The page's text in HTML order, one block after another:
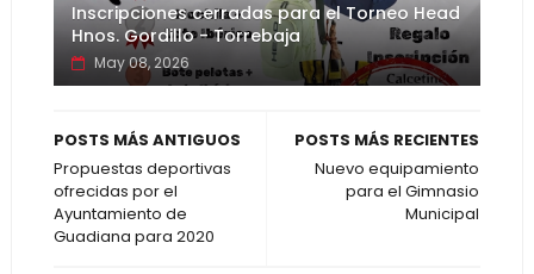
Inscripciones cerradas para el Torneo Head
Hnos. Gordillo - Torrebaja
May 08, 2026
POSTS MÁS RECIENTES
Nuevo equipamiento
para el Gimnasio
Municipal
POSTS MÁS ANTIGUOS
Propuestas deportivas
ofrecidas por el
Ayuntamiento de
Guadiana para 2020